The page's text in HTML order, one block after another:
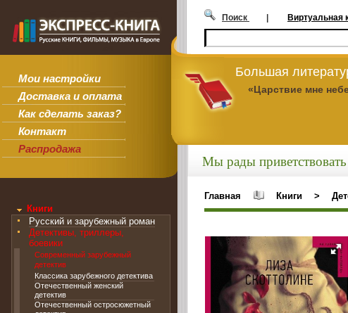
Мои настройки
Доставка и оплата
Как сделать заказ?
Контакт
Распродажа
Поиск | Виртуальная
Большая
«Царствие мне
Книги
Русский и зарубежный роман
Детективы, триллеры,
боевики
Современный зарубежный
детектив
Классика зарубежного детектива
Отечественный женский
детектив
Отечественный остросюжетный
Мы рады
Главная Книги >